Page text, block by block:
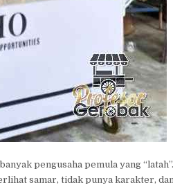
pengusaha pemula yang
samar, tidak punya karakter,